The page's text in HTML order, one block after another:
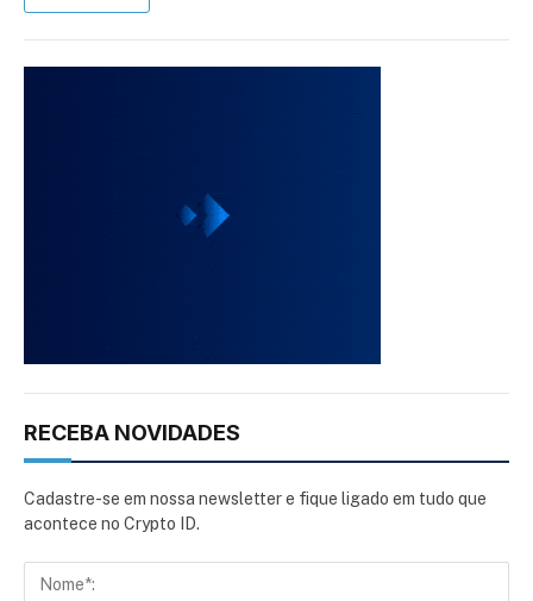
RECEBA NOVIDADES
Cadastre-se em nossa newsletter e fique ligado em tudo que
acontece no Crypto ID.